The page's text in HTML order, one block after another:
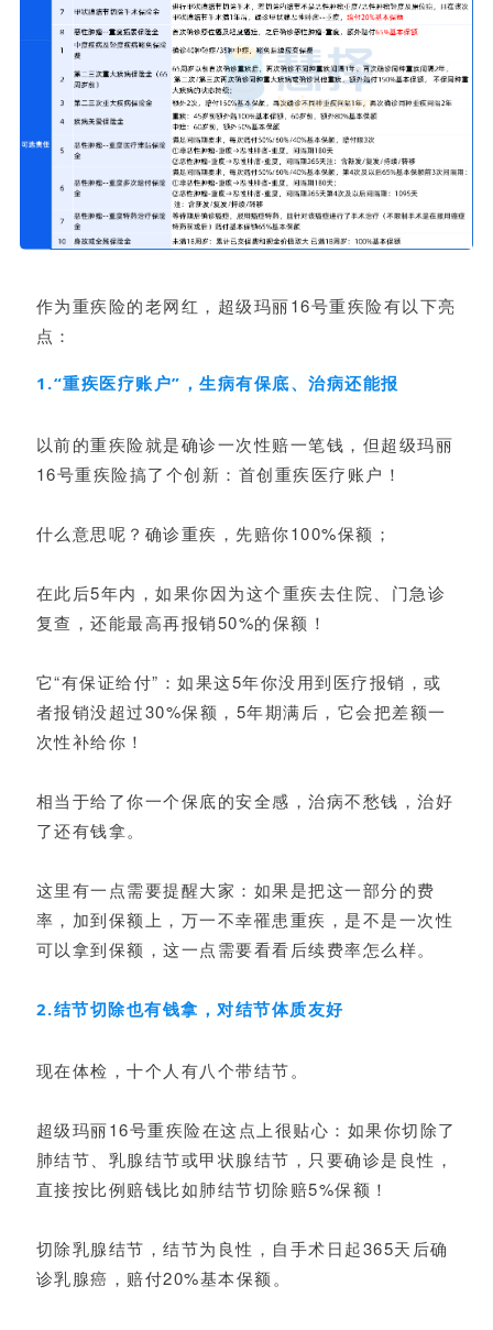
作为重疾险的老网红，超级玛丽16号重疾险有以下亮
点：
1.“重疾医疗账户”，生病有保底、治病还能报
以前的重疾险就是确诊一次性赔一笔钱，但超级玛丽
16号重疾险搞了个创新：首创重疾医疗账户！
什么意思呢？确诊重疾，先赔你100%保额；
在此后5年内，如果你因为这个重疾去住院、门急诊
复查，还能最高再报销50%的保额！
它“有保证给付”：如果这5年你没用到医疗报销，或
者报销没超过30%保额，5年期满后，它会把差额一
次性补给你！
相当于给了你一个保底的安全感，治病不愁钱，治好
了还有钱拿。
这里有一点需要提醒大家：如果是把这一部分的费
率，加到保额上，万一不幸罹患重疾，是不是一次性
可以拿到保额，这一点需要看看后续费率怎么样。
2.结节切除也有钱拿，对结节体质友好
现在体检，十个人有八个带结节。
超级玛丽16号重疾险在这点上很贴心：如果你切除了
肺结节、乳腺结节或甲状腺结节，只要确诊是良性，
直接按比例赔钱比如肺结节切除赔5%保额！
切除乳腺结节，结节为良性，自手术日起365天后确
诊乳腺癌，赔付20%基本保额。